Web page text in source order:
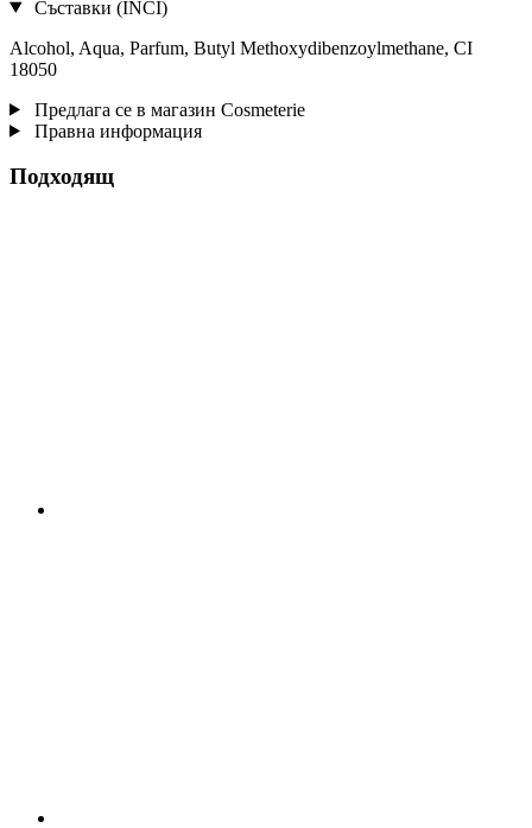
Съставки (INCI)
Alcohol, Aqua, Parfum, Butyl Methoxydibenzoylmethane, CI
18050
Предлага се в магазин Cosmeterie
Правна информация
Подходящ